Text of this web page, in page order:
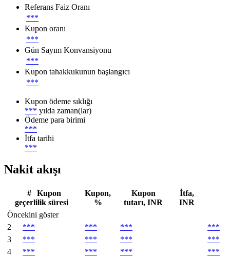
Referans Faiz Oranı
***
Kupon oranı
***
Gün Sayım Konvansiyonu
***
Kupon tahakkukunun başlangıcı
***
Kupon ödeme sıklığı
*** yılda zaman(lar)
Ödeme para birimi
***
İtfa tarihi
***
Nakit akışı
#
Kupon
geçerlilik süresi
Kupon,
%
Kupon
tutarı, INR
İtfa,
INR
Öncekini göster
2
*** *** ***
***
3
*** *** ***
***
4
*** *** ***
***